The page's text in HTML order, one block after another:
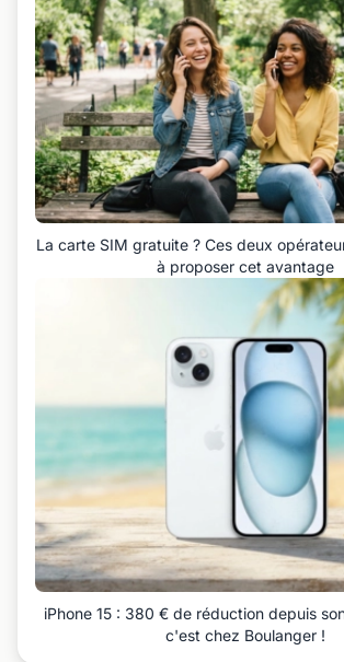
La carte SIM gratuite ? Ces deux
à proposer cet avantage
iPhone 15 : 380 € de réduction depuis
c'est chez Boulanger !